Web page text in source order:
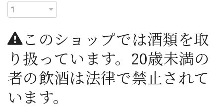
このショップでは酒類を取
り扱っています。20歳未満の
者の飲酒は法律で禁止されて
います。